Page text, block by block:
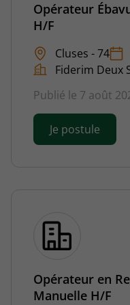
Opérateur
H/F
Cluses - 74
Fiderim Deux
Publié le 7 août
Je postule
Opérateur en
Manuelle H/F